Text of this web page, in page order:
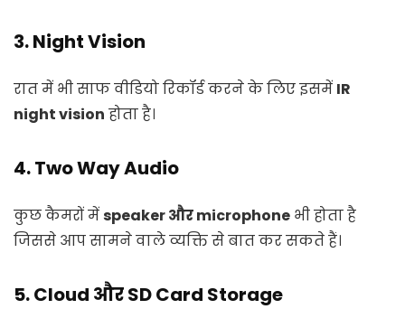
3. Night Vision
रात में भी साफ वीडियो रिकॉर्ड करने के लिए इसमें IR
night vision होता है।
4. Two Way Audio
कुछ कैमरों मेंspeaker और microphone भी होता है
जिससे आप सामने वाले व्यक्ति से बात कर सकते हैं।
5. Cloud और SD Card Storage